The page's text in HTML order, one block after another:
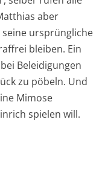
aber
ursprüngliche
bleiben. Ein
Beleidigungen
zu pöbeln. Und
Mimose
spielen will.